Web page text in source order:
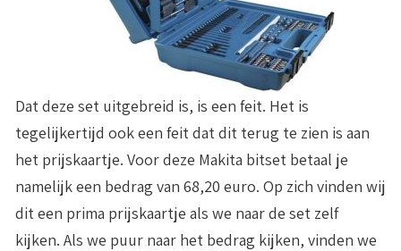
Dat deze set uitgebreid is, is een feit. Het is
tegelijkertijd ook een feit dat dit terug te zien is aan
het prijskaartje. Voor deze Makita bitset betaal je
namelijk een bedrag van 68,20 euro. Op zich vinden wij
dit een prima prijskaartje als we naar de set zelf
kijken. Als we puur naar het bedrag kijken, vinden we